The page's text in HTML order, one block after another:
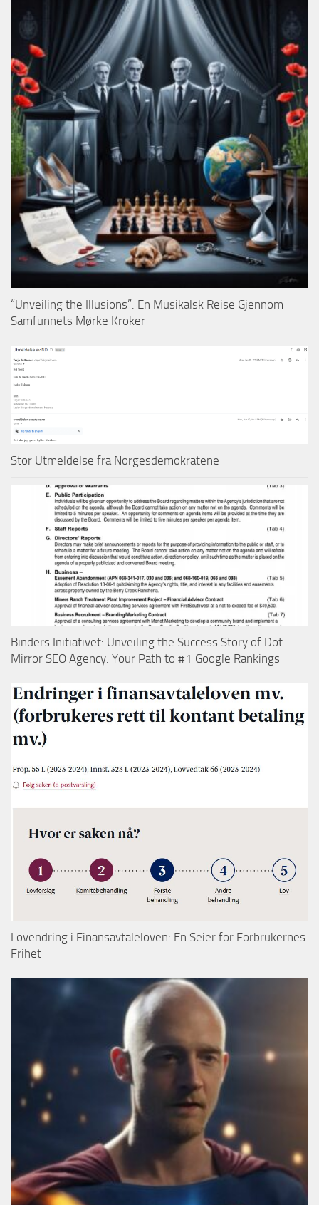
“Unveiling the Illusions”: En Musikalsk Reise Gjennom
Samfunnets Mørke Kroker
Stor Utmeldelse fra Norgesdemokratene
Binders Initiativet: Unveiling the Success Story of Dot
Mirror SEO Agency: Your Path to #1 Google Rankings
Lovendring i Finansavtaleloven: En Seier for Forbrukernes
Frihet